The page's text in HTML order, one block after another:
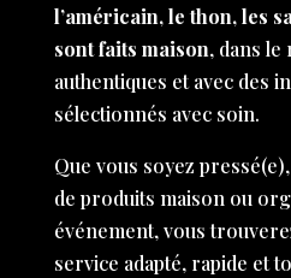
l’américain, le thon, les
sont faits maison, dans le
authentiques et avec des
sélectionnés avec soin.
Que vous soyez
de produits maison ou
événement, vous
service adapté, rapide et